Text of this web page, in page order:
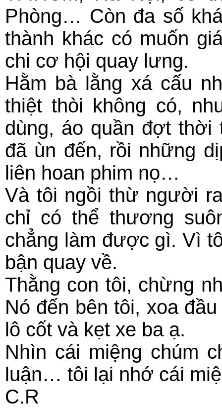
Phòng… Còn đa số
thành khác có muốn
chi cơ hội quay lưng.
Hằm bà lằng xá cấu
thiệt thòi không có,
dùng, áo quần đợt thời
đã ùn đến, rồi những
liên hoan phim nọ…
Và tôi ngồi thừ người
chỉ có thể thương
chẳng làm được gì. Vì
bận quay về.
Thằng con tôi, chừng
Nó đến bên tôi, xoa
lô cốt và kẹt xe ba ạ.
Nhìn cái miệng chúm
luận… tôi lại nhớ cái
C.R